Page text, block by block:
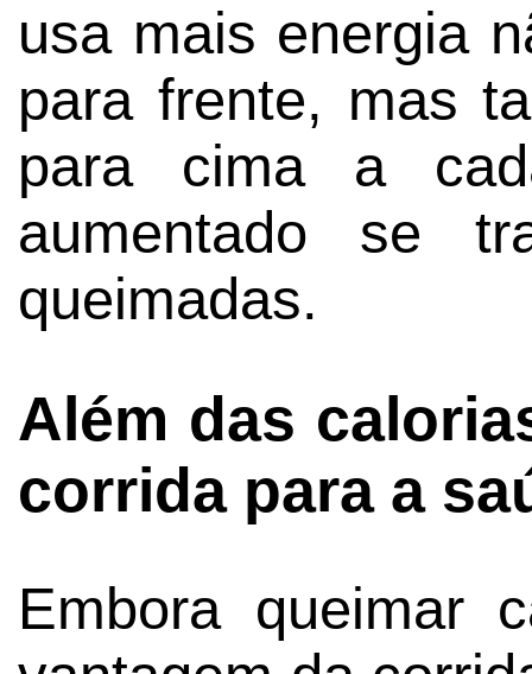
usa mais energia
para frente, mas
para cima a
aumentado se
queimadas.
Além das
corrida para a
Embora queimar